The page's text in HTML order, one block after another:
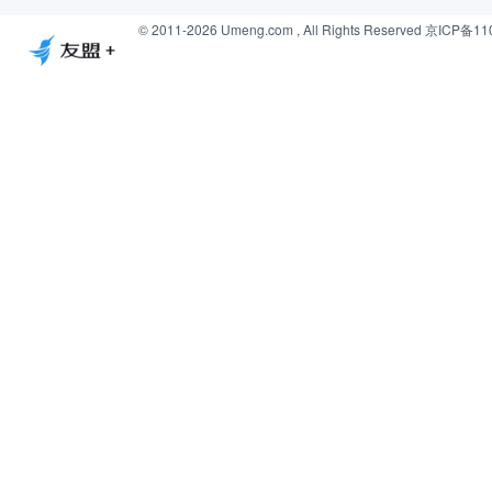
© 2011-2026 Umeng.com , All Rights Reserved 京ICP备